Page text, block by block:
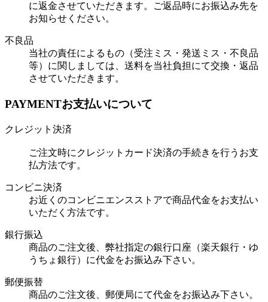
に返金させていただきます。ご返品時にお振込み先を
お知らせください。
不良品
当社の責任によるもの（受注ミス・発送ミス・不良品
等）に関しましては、送料を当社負担にて交換・返品
させていただきます。
PAYMENTお支払いについて
クレジット決済
ご注文時にクレジットカード決済の手続きを行うお支
払方法です。
コンビニ決済
お近くのコンビニエンスストアで商品代金をお支払い
いただく方法です。
銀行振込
商品のご注文後、弊社指定の銀行口座（楽天銀行・ゆ
うちょ銀行）に代金をお振込み下さい。
郵便振替
商品のご注文後、郵便局にて代金をお振込み下さい。